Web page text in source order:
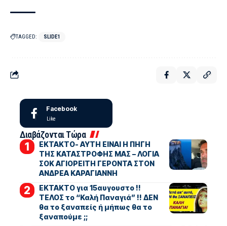
TAGGED: SLIDE1
Facebook
Like
Διαβάζονται Τώρα
ΕΚΤΑΚΤΟ- ΑΥΤΗ ΕΙΝΑΙ Η ΠΗΓΗ
ΤΗΣ ΚΑΤΑΣΤΡΟΦΗΣ ΜΑΣ – ΛΟΓΙΑ
ΣΟΚ ΑΓΙΟΡΕΙΤΗ ΓΕΡΟΝΤΑ ΣΤΟΝ
ΑΝΔΡΕΑ ΚΑΡΑΓΙΑΝΝΗ
ΕΚΤΑΚΤΟ για 15αυγουστο !!
ΤΕΛΟΣ το “Καλή Παναγιά” !! ΔΕΝ
θα το ξαναπείς ή μήπως θα το
ξαναπούμε ;;